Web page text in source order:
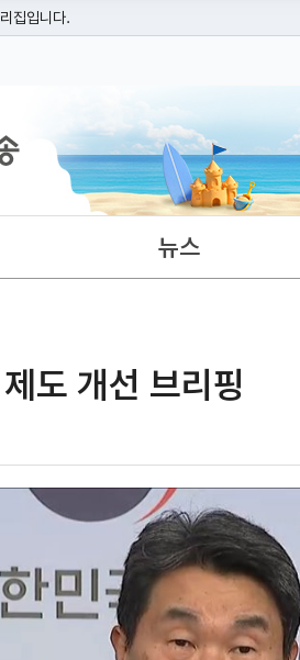
집입니다.
사용하고 있다면 아래 URL에서 도메인 주소를
뉴스
도 개선 브리핑